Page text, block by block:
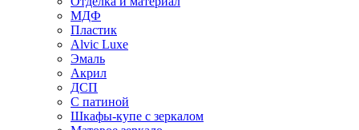
МДФ
Пластик
Alvic Luxe
Эмаль
Акрил
ДСП
С патиной
Шкафы-купе с зеркалом